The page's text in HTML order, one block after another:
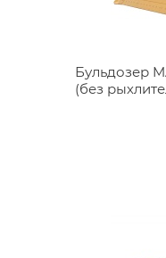
Бульдозер
(без